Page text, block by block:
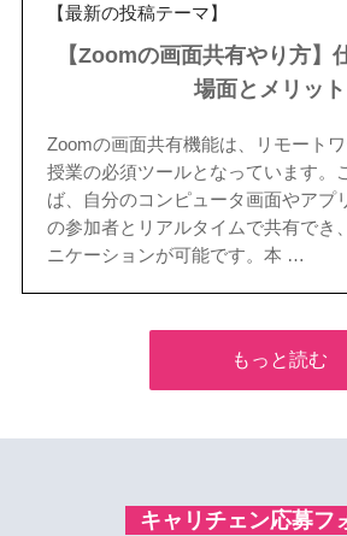
【最新の投稿テーマ】
【Zoomの画面共有やり方】
場面とメリット
Zoomの画面共有機能は、リモート
授業の必須ツールとなっています。
ば、自分のコンピュータ画面やアプ
の参加者とリアルタイムで共有でき
ニケーションが可能です。本 …
もっと読む
キャリチェン応募フ